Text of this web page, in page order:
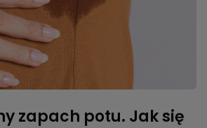
zapach potu. Jak się